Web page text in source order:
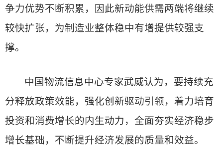
争力优势不断积累，因此新动能供需两端将继续
较快扩张，为制造业整体稳中有增提供较强支
撑。
中国物流信息中心专家武威认为，要持续充
分释放政策效能，强化创新驱动引领，着力培育
投资和消费增长的内生动力，全面夯实经济稳步
增长基础，不断提升经济发展的质量和效益。